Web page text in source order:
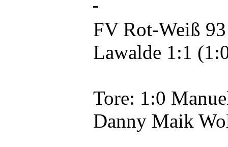
FV Rot-Weiß
Lawalde 1:1
Tore: 1:0
Danny Maik